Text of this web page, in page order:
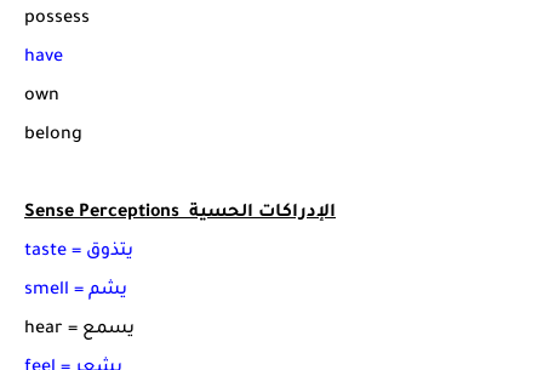
possess
have
own
belong
Sense Perceptions الإدراكات الحسية
taste = يتذوق
smell = يشم
hear = يسمع